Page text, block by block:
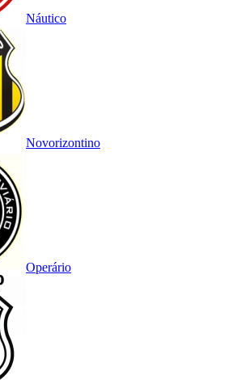
Náutico
Novorizontino
Operário